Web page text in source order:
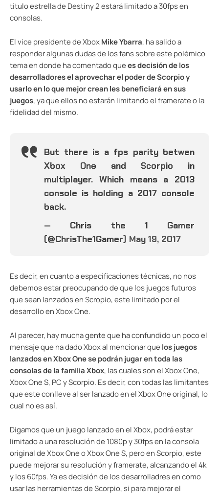
titulo estrella de Destiny 2 estará limitado a 30fps en
consolas.
El vice presidente de XboxMike Ybarra, ha salido a
responder algunas dudas de los fans sobre este polémico
tema en donde ha comentado quees decisión de los
desarrolladores el aprovechar el poder de Scorpio y
usarlo en lo que mejor crean les beneficiará en sus
juegos, ya que ellos no estarán limitando el framerate o la
fidelidad del mismo.
But there is a fps parity betwen
Xbox One and Scorpio in
multiplayer. Which means a 2013
console is holding a 2017 console
back.
— Chris the 1 Gamer
(@ChrisThe1Gamer) May 19, 2017
Es decir, en cuanto a especificaciones técnicas, no nos
debemos estar preocupando de que los juegos futuros
que sean lanzados en Scropio, este limitado por el
desarrollo en Xbox One.
Al parecer, hay mucha gente que ha confundido un poco el
mensaje que ha dado Xbox al mencionar que los juegos
lanzados en Xbox One se podrán jugar en toda las
consolas de la familia Xbox, las cuales son el Xbox One,
Xbox One S, PC y Scorpio. Es decir, con todas las limitantes
que este conlleve al ser lanzado en el Xbox One original, lo
cual no es así.
Digamos que un juego lanzado en el Xbox, podrá estar
limitado a una resolución de 1080p y 30fps en la consola
original de Xbox One o Xbox One S, pero en Scorpio, este
puede mejorar su resolución y framerate, alcanzando el 4k
y los 60fps. Ya es decisión de los desarrolladres en como
usar las herramientas de Scorpio, si para mejorar el